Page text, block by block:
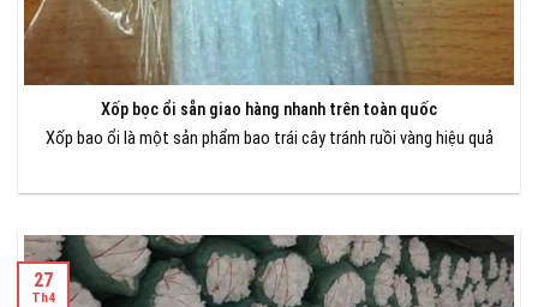
Xốp bọc ổi sẵn giao hàng nhanh trên toàn quốc
Xốp bao ổi là một sản phẩm bao trái cây tránh ruồi vàng hiệu quả
27
Th4